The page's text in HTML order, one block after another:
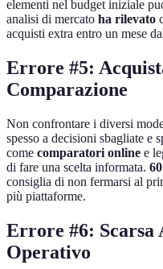
elementi nel budget iniziale
analisi di mercato ha rilevato
acquisti extra entro un mese
Errore #5:
Comparazione
Non confrontare i diversi
spesso a decisioni sbagliate e
come comparatori online e
di fare una scelta informata.
consiglia di non fermarsi al
più piattaforme.
Errore #6: Scarsa
Operativo